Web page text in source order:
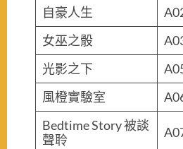
自豪人生
女巫之骰
光影之下
風橙實驗室
Bedtime Story 被談
聲聆